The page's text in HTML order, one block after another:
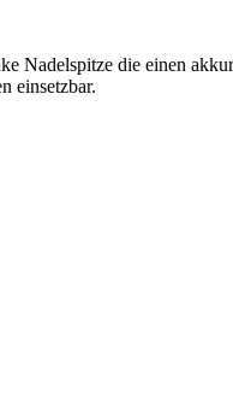
Nadelspitze die einen
einsetzbar.